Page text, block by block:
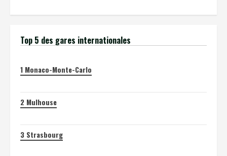
Top 5 des gares internationales
1 Monaco-Monte-Carlo
2 Mulhouse
3 Strasbourg